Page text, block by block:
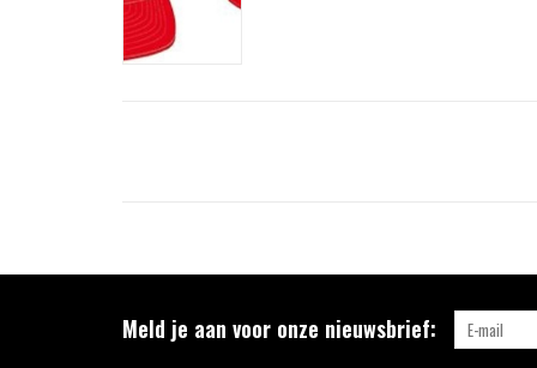
Meld je aan voor onze nieuwsbrief: